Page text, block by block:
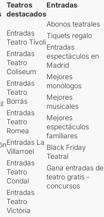
Teatros
destacados
Entradas
Teatro Tívoli
Entradas
Teatro
Coliseum
Entradas
Teatro
Borrás
Entradas
Teatro
Romea
Entradas La
Villarroel
Entradas
Teatro
Condal
Entradas
Teatro
Victòria
Entradas
Abonos teatrales
Tiquets regalo
Entradas
espectáculos en
Madrid
Mejores
monólogos
Mejores
musicales
Mejores
espectáculos
familiares
Black Friday
Teatral
Gana entradas de
teatro gratis -
concursos